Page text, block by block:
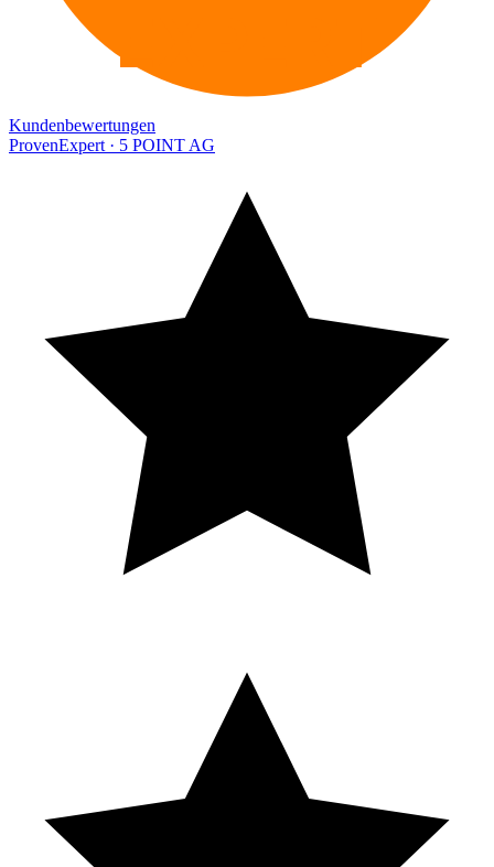
EXPERT
Kundenbewertungen
ProvenExpert · 5 POINT AG